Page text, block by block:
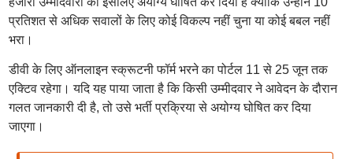
प्रतिशत से अधिक सवालों के लिए कोई विकल्प नहीं चुना या कोई बबल नहीं
भरा।
डीवी के लिए ऑनलाइन स्क्रूटनी फॉर्म भरने का पोर्टल 11 से 25 जून तक
एक्टिव रहेगा। यदि यह पाया जाता है कि किसी उम्मीदवार ने आवेदन के दौरान
गलत जानकारी दी है, तो उसे भर्ती प्रक्रिया से अयोग्य घोषित कर दिया
जाएगा।